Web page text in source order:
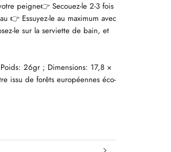
peigne👉 Secouez-le 2-3 fois
👉 Essuyez-le au maximum avec
le sur la serviette de bain, et
Poids: 26gr ; Dimensions: 17,8 ×
issu de forêts européennes éco-